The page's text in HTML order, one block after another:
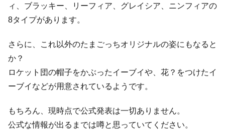
ィ、ブラッキー、リーフィア、グレイシア、ニンフィアの
8タイプがあります。
さらに、これ以外のたまごっちオリジナルの姿にもなると
か？
ロケット団の帽子をかぶったイーブイや、花？をつけたイ
ーブイなどが用意されているようです。
もちろん、現時点で公式発表は一切ありません。
公式な情報が出るまでは噂と思っていてください。